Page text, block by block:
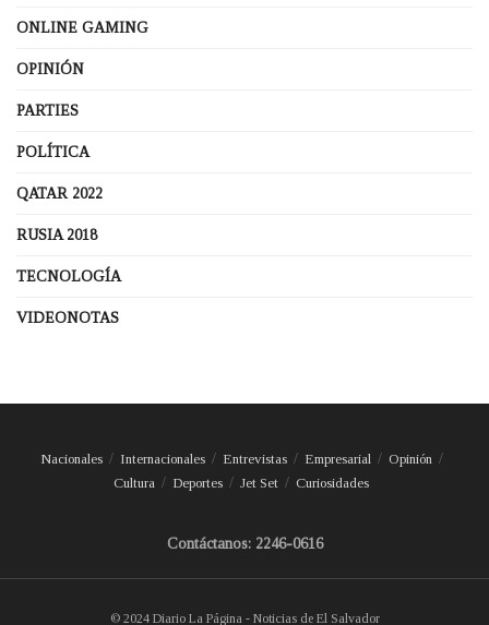
ONLINE GAMING
OPINIÓN
PARTIES
POLÍTICA
QATAR 2022
RUSIA 2018
TECNOLOGÍA
VIDEONOTAS
Nacionales Internacionales Entrevistas Empresarial
Opinión
Cultura
Deportes Jet Set Curiosidades
Contáctanos: 2246-0616
© 2024 Diario La Página - Noticias de El Salvador